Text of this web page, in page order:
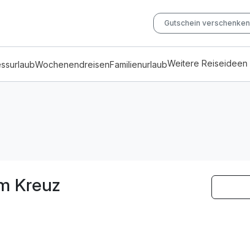
Gutschein verschenken
WochenendreisenFamilienurlaubWeitere Reiseideen
Kreuz